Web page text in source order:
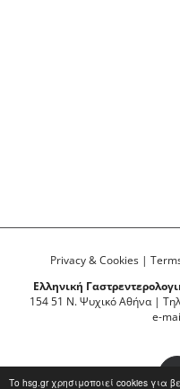
Το hsg.gr χρησιμοποιεί cookies για
Privacy & Cookies |
Ελληνική
154 51 Ν. Ψυχικό Αθήνα |
e-